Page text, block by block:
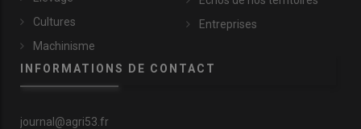
Cultures
Machinisme
Entreprises
INFORMATIONS DE CONTACT
journal@agri53.fr